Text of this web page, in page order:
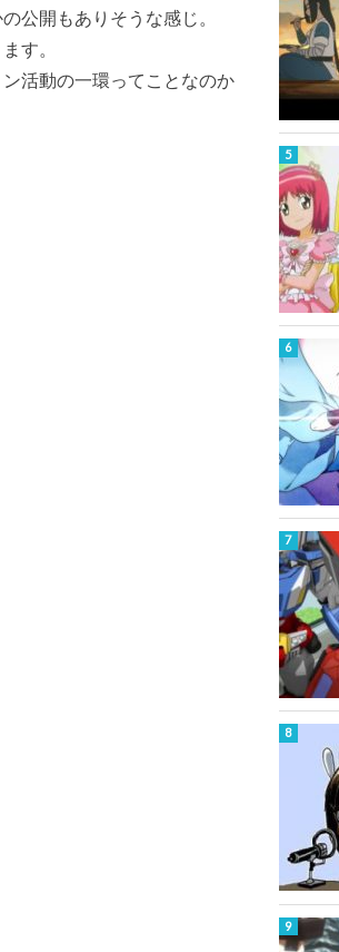
公開もありそうな感じ。
す。
活動の一環ってことなのか